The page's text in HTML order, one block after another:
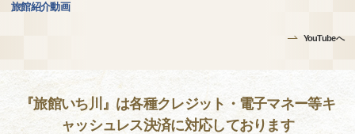
旅館紹介動画
YouTubeへ
『旅館いち川』は各種クレジット・電子マネー等キ
ャッシュレス決済に対応しております